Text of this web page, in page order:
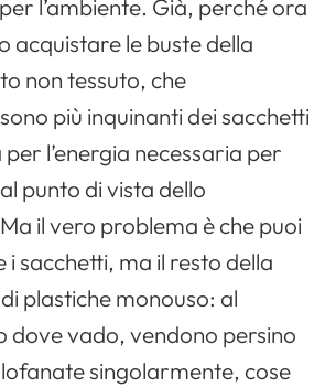
l’ambiente. Già, perché ora
acquistare le buste della
non tessuto, che
più inquinanti dei sacchetti
l’energia necessaria per
punto di vista dello
il vero problema è che puoi
i sacchetti, ma il resto della
plastiche monouso: al
dove vado, vendono persino
singolarmente, cose